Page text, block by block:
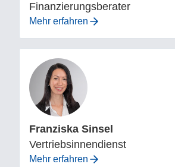
Finanzierungsberater
Mehr erfahren
Franziska Sinsel
Vertriebsinnendienst
Mehr erfahren